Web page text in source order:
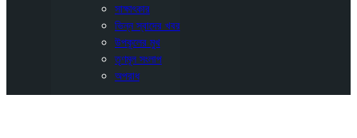
সাক্ষাৎকার
ভিন্ন স্বাদের খবর
উপকূলের মুখ
তৃণমূল সংলাপ
অপরাধ